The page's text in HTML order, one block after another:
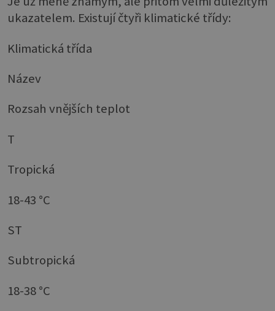
ukazatelem. Existují čtyři klimatické třídy:
Klimatická třída
Název
Rozsah vnějších teplot
T
Tropická
18-43 °C
ST
Subtropická
18-38 °C